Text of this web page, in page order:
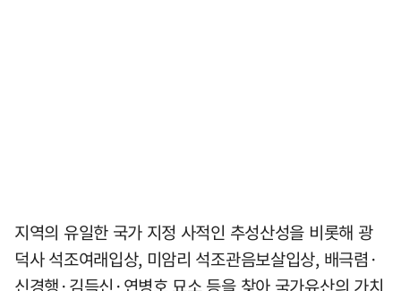
지역의 유일한 국가 지정 사적인 추성산성을 비롯해 광
덕사 석조여래입상, 미암리 석조관음보살입상, 배극렴·
신경행·김득신·연병호 묘소 등을 찾아 국가유산의 가치